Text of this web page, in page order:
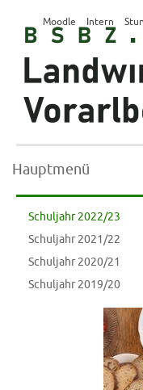
Moodle Intern
Hauptmenü
Schuljahr 2022/23
Schuljahr 2021/22
Schuljahr 2020/21
Schuljahr 2019/20